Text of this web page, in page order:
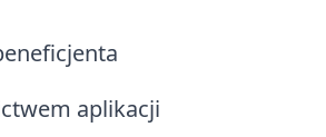
aplikacji